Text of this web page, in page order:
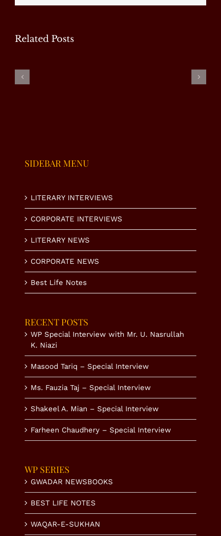
Related Posts
SIDEBAR MENU
LITERARY INTERVIEWS
CORPORATE INTERVIEWS
LITERARY NEWS
CORPORATE NEWS
Best Life Notes
RECENT POSTS
WP Special Interview with Mr. U. Nasrullah
K. Niazi
Masood Tariq – Special Interview
Ms. Fauzia Taj – Special Interview
Shakeel A. Mian – Special Interview
Farheen Chaudhery – Special Interview
WP SERIES
GWADAR NEWSBOOKS
BEST LIFE NOTES
WAQAR-E-SUKHAN